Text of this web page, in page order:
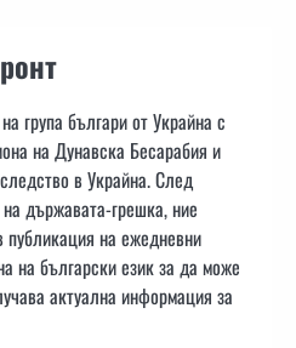
група българи от Украйна с
на Дунавска Бесарабия и
в Украйна. След
държавата-грешка, ние
публикация на ежедневни
на български език за да може
актуална информация за